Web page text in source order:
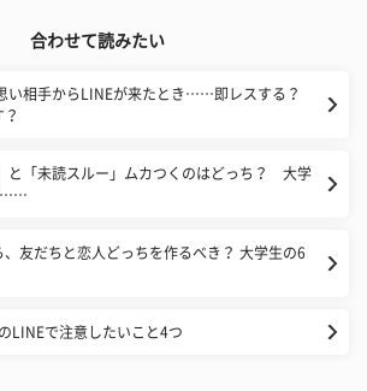
合わせて読みたい
い相手からLINEが来たとき……即レスする？
と「未読スルー」ムカつくのはどっち？ 大学
……
、友だちと恋人どっちを作るべき？ 大学生の6
LINEで注意したいこと4つ